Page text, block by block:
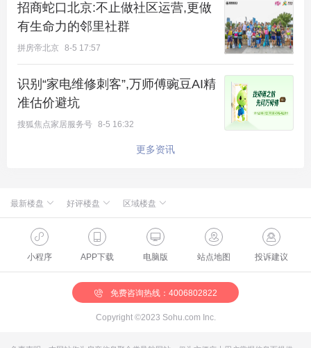
招商蛇口北京:不止做社区运营,更做
有生命力的邻里社群
拼房帝北京 8-5 17:57
识别“家电维修刺客”,万师傅豌豆AI精
准估价避坑
搜狐焦点家居服务号 8-5 16:32
更多资讯
最新楼盘 好评楼盘 区域楼盘
绿城·朗月和风 新航城世界映
怀柔国贤府
缦合北京
懋源·騴橒臺
北京城建·文华知筑
北京城建·和知筑|铂瑞
北京建工·嘉棠雅序
国樾天颂
北京楼盘
石景山楼盘
昌平楼盘
大兴楼盘
房山楼盘
朝阳楼盘
通州楼盘
桃源新都孔雀城 华银天鹅湖
温泉新都孔雀城
中海北京世家
燕都古城·和园
中冶兴隆新城·红石郡
路劲阳光城
富力和园
小程序 APP下载 电脑版 站点地图 投诉建议
免费咨询热线：4006802822
Copyright ©2023 Sohu.com Inc.